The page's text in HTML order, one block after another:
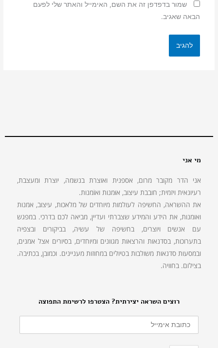
שמור בדפדפן זה את השם, האימייל והאתר שלי לפעם
הבאה שאגיב.
רוצים השראה יצירתית? הצטרפו לרשימת התפוצה
מי אני
אני הדר מקובר מרום, אספנית ואוצרת בנשמה, יוצרת ומעצבת,
רעיונאית ויזמית; חובבת עיצוב, אוּמנות ואוֹמנות.
את ההשראה, החשיפה לעולמות מיוחדים של מלאכות, עיצוב, אמנות
ואומנות, את הידע והמידע שצברתי ועדיין, מביאה לכם בדרכי. במפגש
עם אנשים ויוצרים, בחשיפה של עשיה, בביקורים ובצפיה
בתערוכות, בסדנאות והרצאות מגוונים ומיוחדים, בסיורים אצל אמנים,
ובמסעות סדנאות משולבות בטיולים במחוזות מעניינים. וכמובן, בכתיבה.
בצילום. בחוויה.